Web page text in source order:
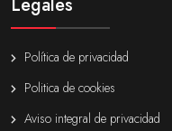
Política de privacidad
Politica de cookies
Aviso integral de privacidad